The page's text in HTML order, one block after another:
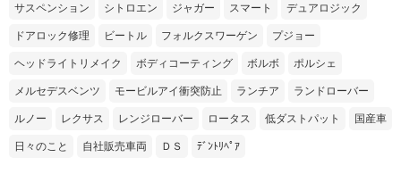
サスペンション シトロエン ジャガー スマート デュアロジック
ドアロック修理 ビートル フォルクスワーゲン プジョー
ヘッドライトリメイク ボディコーティング ボルボ ポルシェ
メルセデスベンツ モービルアイ衝突防止 ランチア ランドローバー
ルノー レクサス レンジローバー ロータス 低ダストパット 国産車
日々のこと 自社販売車両 ＤＳ ﾃﾞﾝﾄﾘﾍﾟｱ